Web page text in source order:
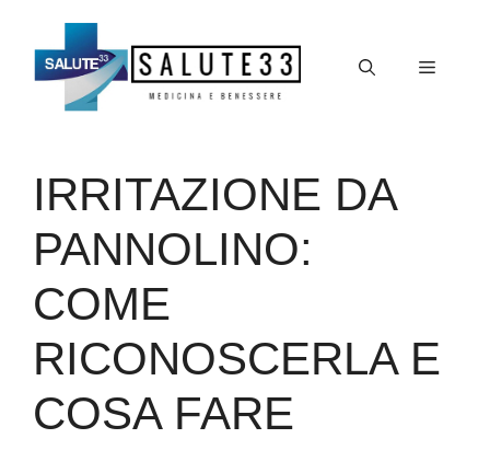
contenuto
Menu
IRRITAZIONE DA
PANNOLINO:
COME
RICONOSCERLA E
COSA FARE